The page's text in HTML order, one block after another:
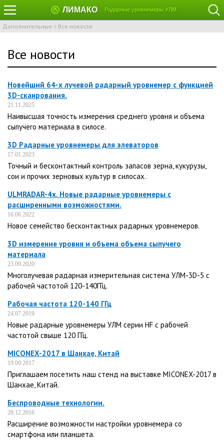
ЛИМАКО Радарные уровнемеры УЛМ
Дополнительные > Все новости
Все новости
Новейший 64-х лучевой радарный уровнемер с функцией
3D-сканрования.
21.11.2025
Наивысшая точность измерения среднего уровня и объема
сыпучего материала в силосе.
3D Радарные уровнемеры для элеваторов
17.01.2023
Точный и бесконтактный контроль запасов зерна, кукурузы,
сои и прочих зерновых культур в силосах.
ULMRADAR-4x. Новые радарные уровнемеры с
расширенными возможностями.
16.06.2022
Новое семейство бесконтактных радарных уровнемеров.
3D измерение уровня и объема объема сыпучего
материала
23.09.2020
Многолучевая радарная измерительная система УЛМ-3D-5 с
рабочей частотой 120-140ГГц.
Рабочая частота 120-140 ГГц
24.07.2019
Новые радарные уровнемеры УЛМ серии HF с рабочей
частотой свыше 120 ГГц.
MICONEX-2017 в Шанхае, Китай
19.09.2017
Приглашаем посетить наш стенд на выставке MICONEX-2017 в
Шанхае, Китай.
Беспроводные технологии.
28.12.2016
Расширение возможности настройки уровнемера со
смартфона или планшета.